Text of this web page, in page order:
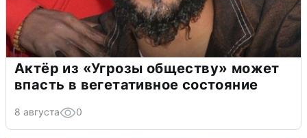
Актёр из «Угрозы обществу» может
впасть в вегетативное состояние
8 августа 0